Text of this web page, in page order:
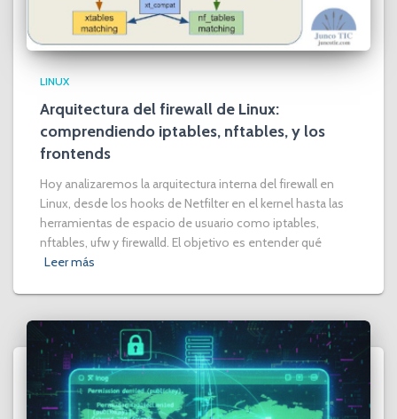
LINUX
Arquitectura del firewall de Linux:
comprendiendo iptables, nftables, y los
frontends
Hoy analizaremos la arquitectura interna del firewall en
Linux, desde los hooks de Netfilter en el kernel hasta las
herramientas de espacio de usuario como iptables,
nftables, ufw y firewalld. El objetivo es entender qué
Leer más